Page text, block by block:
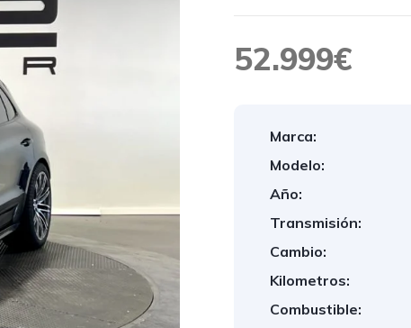
52.999€
Marca:
Modelo:
Año:
Transmisión:
Cambio:
Kilometros:
Combustible: